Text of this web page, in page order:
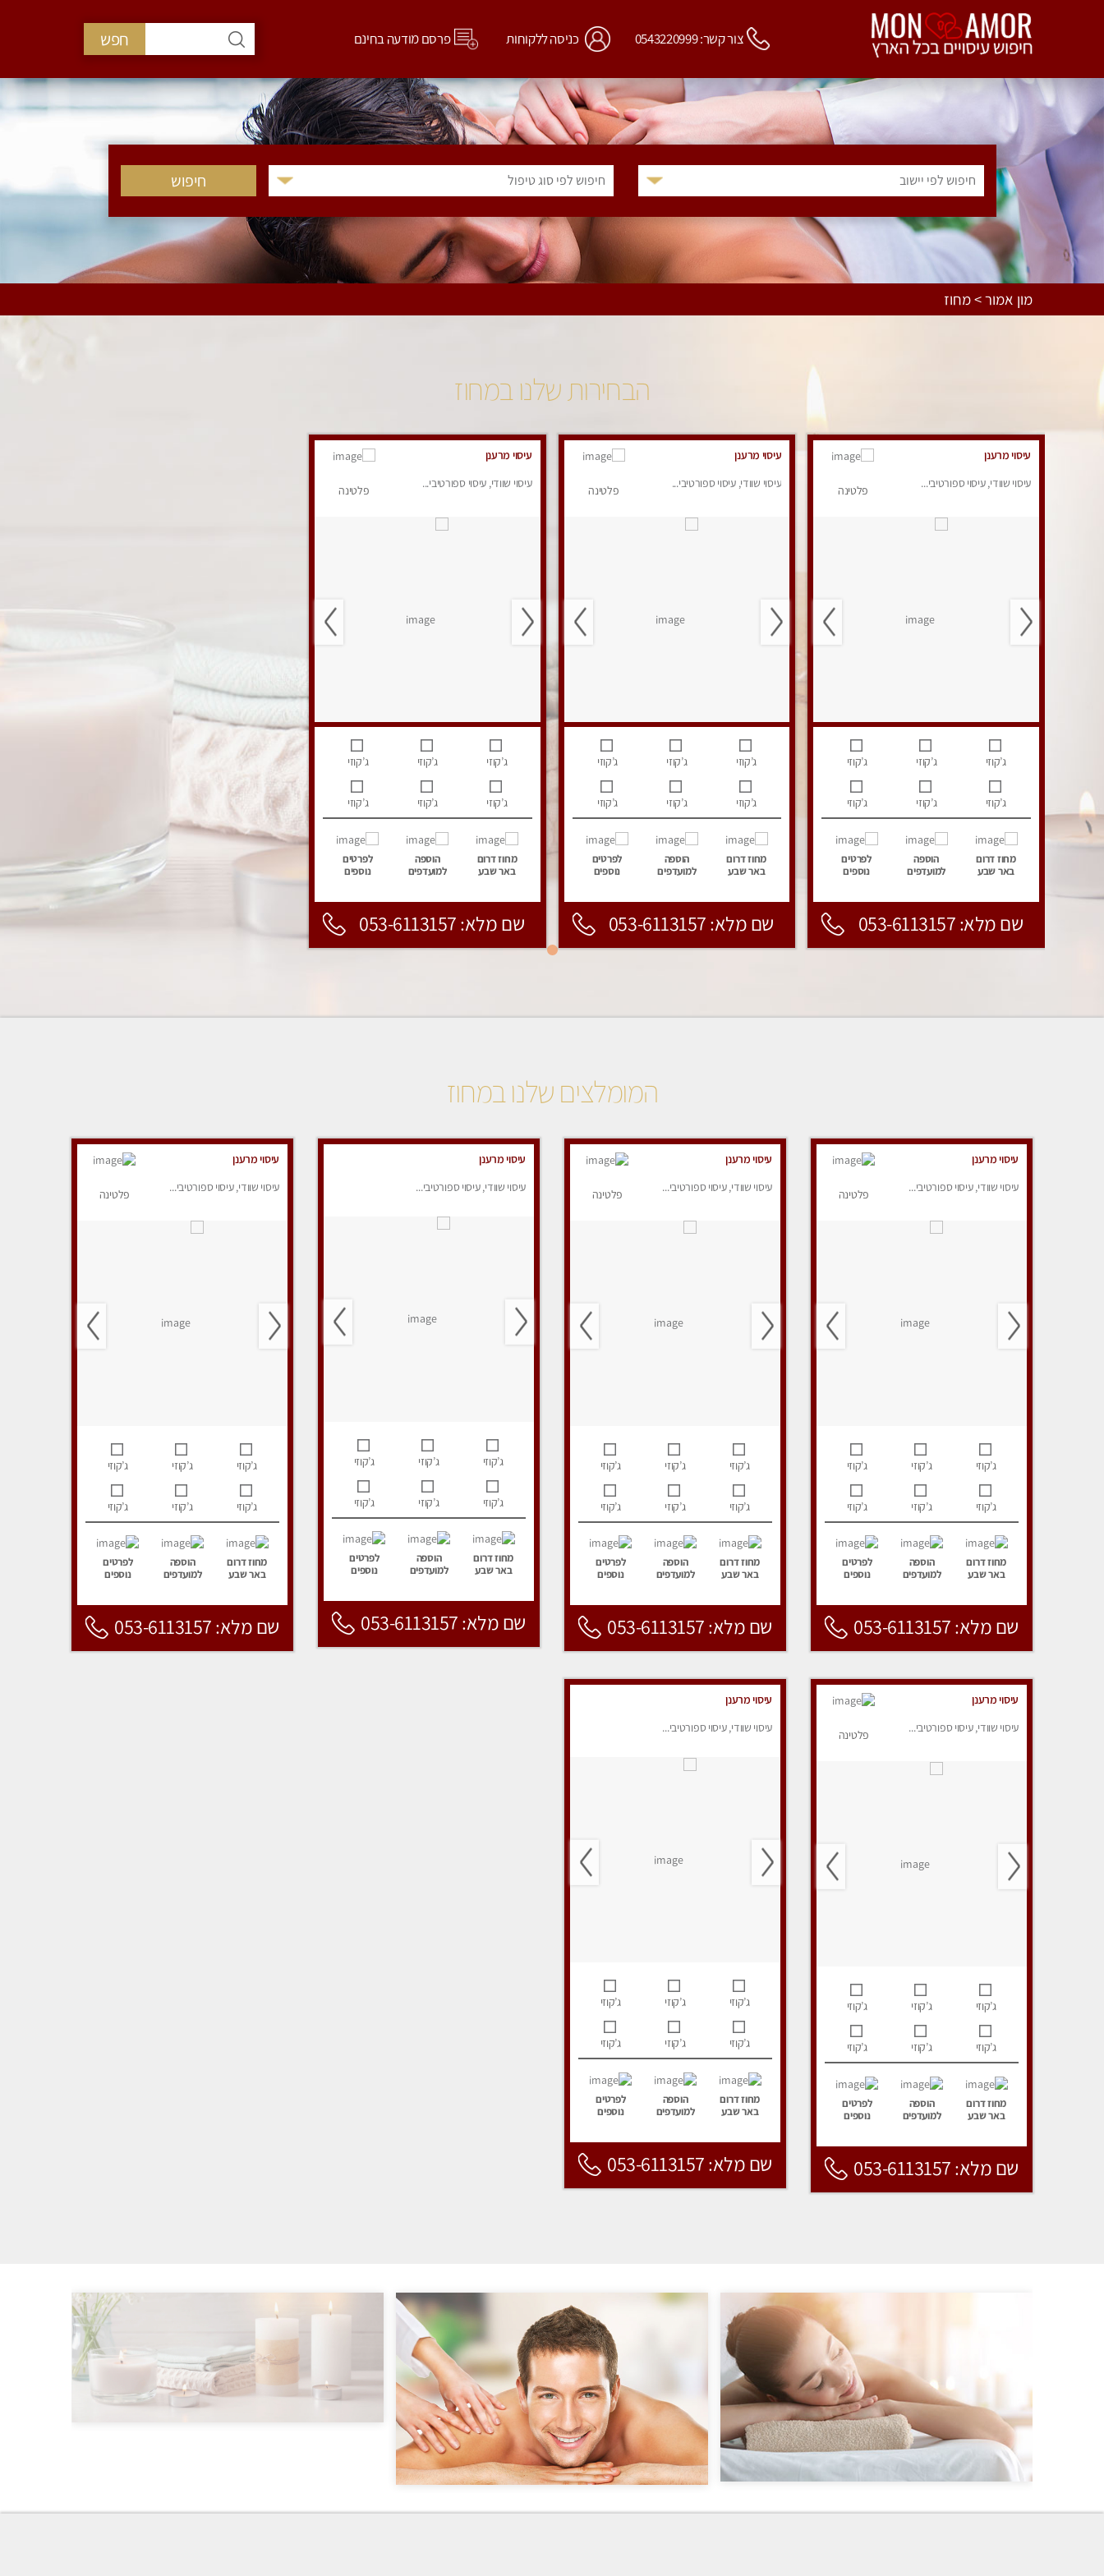
צור קשר: 0543220999 כניסה ללקוחות פרסם מודעה בחינם חפש
חיפוש לפי יישוב חיפוש לפי סוג טיפול
מון אמור > מחוז
הבחירות שלנו במחוז
עיסוי מרענן
עיסוי שוודי, עיסוי ספורטיבי...
פלטינה
ג’קוזי ג’קוזי ג’קוזי
ג’קוזי ג’קוזי ג’קוזי
מחוז דרום
באר שבע
הוספה
למועדפים
לפרטים
נוספים
שם מלא: 053-6113157
עיסוי מרענן
עיסוי שוודי, עיסוי ספורטיבי...
פלטינה
ג’קוזי ג’קוזי ג’קוזי
ג’קוזי ג’קוזי ג’קוזי
מחוז דרום
באר שבע
הוספה
למועדפים
לפרטים
נוספים
שם מלא: 053-6113157
עיסוי מרענן
עיסוי שוודי, עיסוי ספורטיבי...
פלטינה
ג’קוזי ג’קוזי ג’קוזי
ג’קוזי ג’קוזי ג’קוזי
מחוז דרום
באר שבע
הוספה
למועדפים
לפרטים
נוספים
שם מלא: 053-6113157
המומלצים שלנו במחוז
עיסוי מרענן
עיסוי שוודי, עיסוי ספורטיבי...
פלטינה
ג’קוזי ג’קוזי ג’קוזי
ג’קוזי ג’קוזי ג’קוזי
מחוז דרום
באר שבע
הוספה
למועדפים
לפרטים
נוספים
שם מלא: 053-6113157
עיסוי מרענן
עיסוי שוודי, עיסוי ספורטיבי...
פלטינה
ג’קוזי ג’קוזי ג’קוזי
ג’קוזי ג’קוזי ג’קוזי
מחוז דרום
באר שבע
הוספה
למועדפים
לפרטים
נוספים
שם מלא: 053-6113157
עיסוי מרענן
עיסוי שוודי, עיסוי ספורטיבי...
ג’קוזי ג’קוזי ג’קוזי
ג’קוזי ג’קוזי ג’קוזי
מחוז דרום
באר שבע
הוספה
למועדפים
לפרטים
נוספים
שם מלא: 053-6113157
עיסוי מרענן
עיסוי שוודי, עיסוי ספורטיבי...
פלטינה
ג’קוזי ג’קוזי ג’קוזי
ג’קוזי ג’קוזי ג’קוזי
מחוז דרום
באר שבע
הוספה
למועדפים
לפרטים
נוספים
שם מלא: 053-6113157
עיסוי מרענן
עיסוי שוודי, עיסוי ספורטיבי...
פלטינה
ג’קוזי ג’קוזי ג’קוזי
ג’קוזי ג’קוזי ג’קוזי
מחוז דרום
באר שבע
הוספה
למועדפים
לפרטים
נוספים
שם מלא: 053-6113157
עיסוי מרענן
עיסוי שוודי, עיסוי ספורטיבי...
ג’קוזי ג’קוזי ג’קוזי
ג’קוזי ג’קוזי ג’קוזי
מחוז דרום
באר שבע
הוספה
למועדפים
לפרטים
נוספים
שם מלא: 053-6113157